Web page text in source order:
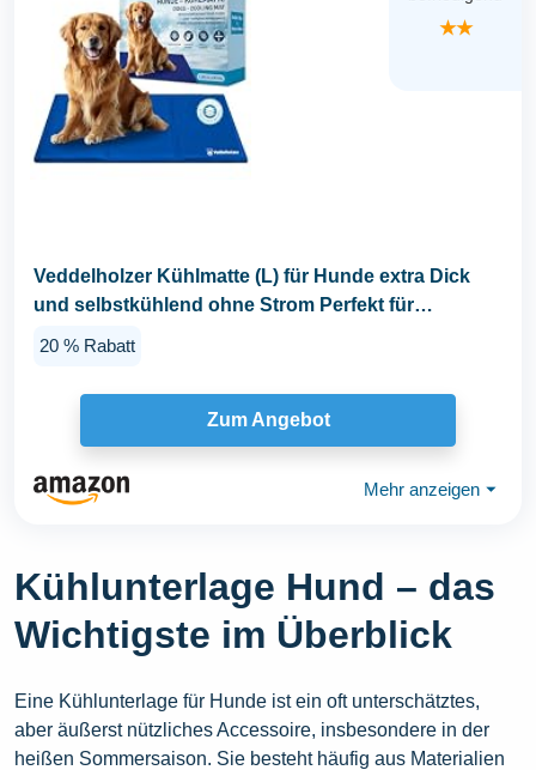
★★
Veddelholzer Kühlmatte (L) für Hunde extra Dick
und selbstkühlend ohne Strom Perfekt für
20 % Rabatt
Zum Angebot
Mehr anzeigen ⏷
Kühlunterlage Hund – das
Wichtigste im Überblick
Eine Kühlunterlage für Hunde ist ein oft unterschätztes,
aber äußerst nützliches Accessoire, insbesondere in der
heißen Sommersaison. Sie besteht häufig aus Materialien